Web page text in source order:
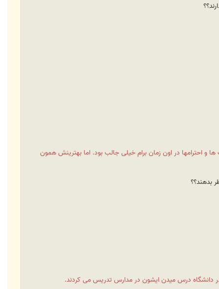
و احترامها در اون زمان برام خیلی جالب بود. اما بهترينش همون
در دانشگاه درس میدن ایشون در مدارس تدریس می کردند.